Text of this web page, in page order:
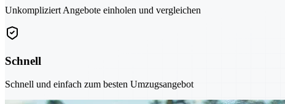
Unkompliziert Angebote einholen und vergleichen
Schnell
Schnell und einfach zum besten Umzugsangebot